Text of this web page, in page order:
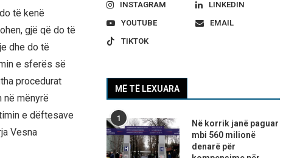
të kenë
gjë që do të
dhe do të
e sferës së
procedurat
në mënyrë
e dëftesave
Vesna
INSTAGRAM
LINKEDIN
YOUTUBE
EMAIL
TIKTOK
MË TË LEXUARA
1
Në korrik janë paguar
mbi 560 milionë
denarë për